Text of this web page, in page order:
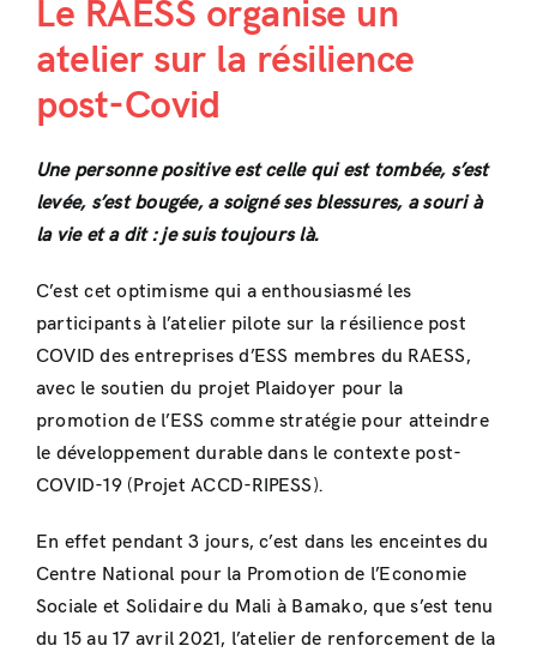
Le RAESS organise un
atelier sur la résilience
post-Covid
Une personne positive est celle qui est tombée, s’est
levée, s’est bougée, a soigné ses blessures, a souri à
la vie et a dit : je suis toujours là.
C’est cet optimisme qui a enthousiasmé les
participants à l’atelier pilote sur la résilience post
COVID des entreprises d’ESS membres du RAESS,
avec le soutien du projet Plaidoyer pour la
promotion de l’ESS comme stratégie pour atteindre
le développement durable dans le contexte post-
COVID-19 (Projet ACCD-RIPESS).
En effet pendant 3 jours, c’est dans les enceintes du
Centre National pour la Promotion de l’Economie
Sociale et Solidaire du Mali à Bamako, que s’est tenu
du 15 au 17 avril 2021, l’atelier de renforcement de la